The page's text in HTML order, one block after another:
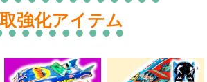
強化アイテム